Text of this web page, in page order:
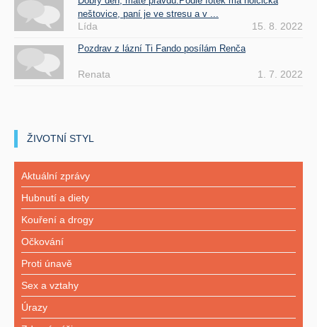
neštovice, paní je ve stresu a v ...
Lída 15. 8. 2022
Pozdrav z lázní Ti Fando posílám Renča
Renata 1. 7. 2022
ŽIVOTNÍ STYL
Aktuální zprávy
Hubnutí a diety
Kouření a drogy
Očkování
Proti únavě
Sex a vztahy
Úrazy